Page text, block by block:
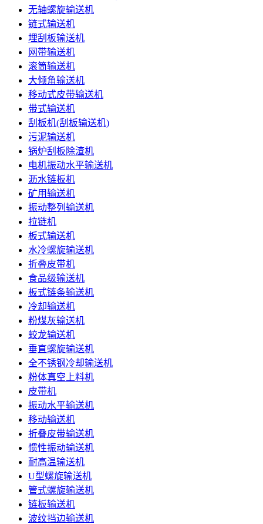
无轴螺旋输送机
链式输送机
埋刮板输送机
网带输送机
滚筒输送机
大倾角输送机
移动式皮带输送机
带式输送机
刮板机(刮板输送机)
污泥输送机
锅炉刮板除渣机
电机振动水平输送机
沥水链板机
矿用输送机
振动整列输送机
拉链机
板式输送机
水冷螺旋输送机
折叠皮带机
食品级输送机
板式链条输送机
冷却输送机
粉煤灰输送机
蛟龙输送机
垂直螺旋输送机
全不锈钢冷却输送机
粉体真空上料机
皮带机
振动水平输送机
移动输送机
折叠皮带输送机
惯性振动输送机
耐高温输送机
U型螺旋输送机
管式螺旋输送机
链板输送机
波纹挡边输送机